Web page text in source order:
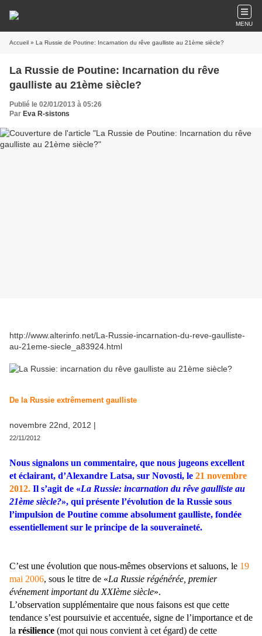
MENU
Accueil » La Russie de Poutine: Incarnation du rêve gaulliste au 21ème siècle?
La Russie de Poutine: Incarnation du rêve
gaulliste au 21ème siècle?
Publié le 02/01/2013 à 05:26
Par Eva R-sistons
http://www.alterinfo.net/La-Russie-incarnation-du-reve-gaulliste-
au-21eme-siecle_a83924.html
De la Russie extrêmement gaulliste
novembre 22nd, 2012 |
22/11/2012
Nous signalons un commentaire, que nous jugeons excellent
et éclairant, d’Alexandre Latsa, sur Novosti, le 21 novembre
2012. Il s’agit de «La Russie: incarnation du rêve gaulliste au
21ème siècle?», qui présente l’évolution de la Russie sous
l’impulsion de Poutine comme absolument gaulliste, fondée
essentiellement sur le principe de la souveraineté.
C’est une évolution que nous-mêmes observions et saluons, le 19
mai 2006, sous le titre de «La Russie régénérée, premier
événement important du XXIème siècle».
L’observation supplémentaire que nous faisons est que cette
tendance s’est poursuivie et accentuée, signe de l’importance et de
la résilience (mot qui nous convient à cet égard) de cette